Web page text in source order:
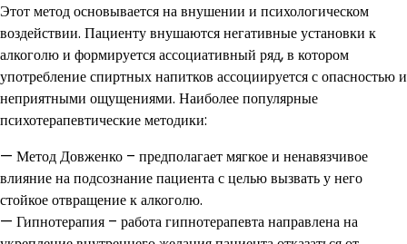
Этот метод основывается на внушении и психологическом
воздействии. Пациенту внушаются негативные установки к
алкоголю и формируется ассоциативный ряд, в котором
употребление спиртных напитков ассоциируется с опасностью и
неприятными ощущениями. Наиболее популярные
психотерапевтические методики:
— Метод Довженко – предполагает мягкое и ненавязчивое
влияние на подсознание пациента с целью вызвать у него
стойкое отвращение к алкоголю.
— Гипнотерапия – работа гипнотерапевта направлена на